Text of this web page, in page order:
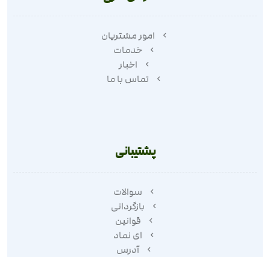
امور مشتریان
خدمات
اخبار
تماس با ما
پشتیبانی
سوالات
بازگردانی
قوانین
ای نماد
آدرس